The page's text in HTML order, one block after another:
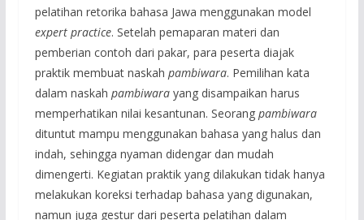
pelatihan retorika bahasa Jawa menggunakan model
expert practice. Setelah pemaparan materi dan
pemberian contoh dari pakar, para peserta diajak
praktik membuat naskah pambiwara. Pemilihan kata
dalam naskah pambiwarayang disampaikan harus
memperhatikan nilai kesantunan. Seorang pambiwara
dituntut mampu menggunakan bahasa yang halus dan
indah, sehingga nyaman didengar dan mudah
dimengerti. Kegiatan praktik yang dilakukan tidak hanya
melakukan koreksi terhadap bahasa yang digunakan,
namun juga gestur dari peserta pelatihan dalam